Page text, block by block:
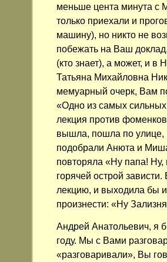
меньше цента минута с
только приехали и
машину), но никто не
побежать на Ваш
(кто знает), а может, и в
Татьяна Михайловна
мемуарный очерк, Вам
«Одно из самых сильных
лекция против
вышла, пошла по улице,
подобрали Анюта и
повторяла «Ну папа! Ну,
горячей острой
лекцию, и выходила бы
произнести: «Ну
Андрей Анатольевич, я
году. Мы с Вами
«разговаривали», Вы